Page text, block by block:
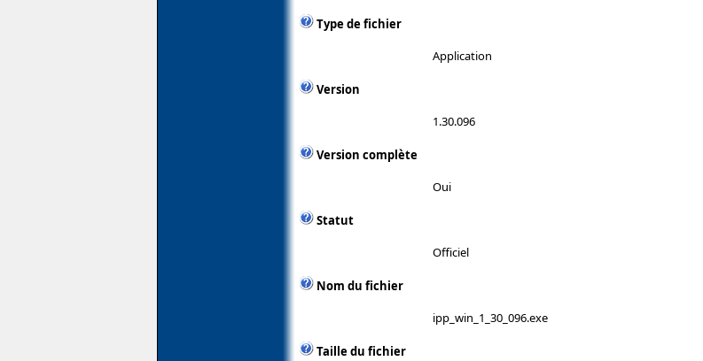
Type de fichier
Application
Version
1.30.096
Version complète
Oui
Statut
Officiel
Nom du fichier
ipp_win_1_30_096.exe
Taille du fichier